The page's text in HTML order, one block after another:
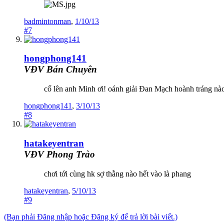
badmintonman, 1/10/13
#7
hongphong141
VĐV Bán Chuyên
cố lên anh Minh ơi! oánh giải Đan Mạch hoành tráng
hongphong141 , 3/10/13
#8
hatakeyentran
VĐV Phong Trào
chơi tới cùng hk sợ thằng nào hết vào là phang
hatakeyentran, 5/10/13
#9
(Bạn phải Đăng nhập hoặc Đăng ký để trả lời bài viết.)